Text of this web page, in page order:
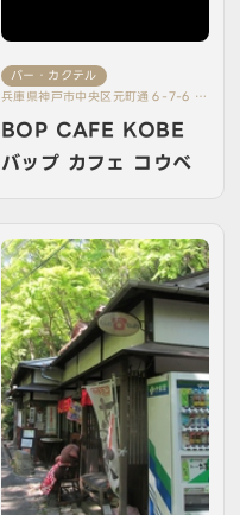
バー・カクテル
兵庫県神戸市中央区元町通６-7-6 松
尾総合ビルB1
BOP CAFE KOBE
バップ カフェ コウベ